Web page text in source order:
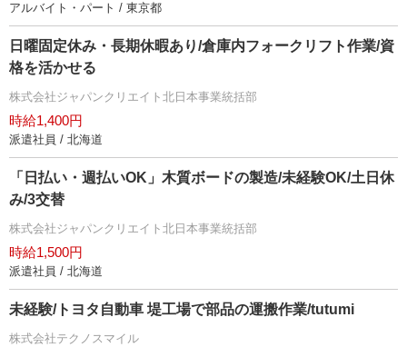
アルバイト・パート / 東京都
日曜固定休み・長期休暇あり/倉庫内フォークリフト作業/資
格を活かせる
株式会社ジャパンクリエイト北日本事業統括部
時給1,400円
派遣社員 / 北海道
「日払い・週払いOK」木質ボードの製造/未経験OK/土日休
み/3交替
株式会社ジャパンクリエイト北日本事業統括部
時給1,500円
派遣社員 / 北海道
未経験/トヨタ自動車 堤工場で部品の運搬作業/tutumi
株式会社テクノスマイル